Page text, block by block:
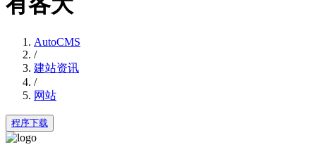
AutoCMS
/
建站资讯
/
网站
程序下载